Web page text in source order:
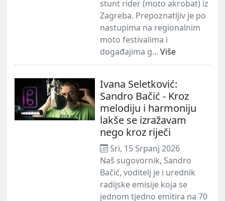
stunt rider (moto akrobat) iz
Zagreba. Prepoznatljiv je po
nastupima na regionalnim
moto festivalima i
događajima g... Više
Ivana Seletković:
Sandro Bačić - Kroz
melodiju i harmoniju
lakše se izražavam
nego kroz riječi
Sri, 15 Srpanj 2026
Naš sugovornik, Sandro
Bačić, voditelj je i urednik
radijske emisije koja se
jednom tjedno emitira na 70